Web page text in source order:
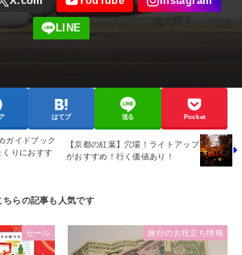
はてブ 送る Pocket
ガイドブック
くりにおすす
【京都の紅葉】穴場！ライトアップ
がおすすめ！行く価値あり！
セール 旅行のお役立ち情報